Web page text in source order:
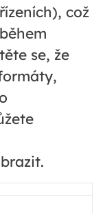
což
se, že